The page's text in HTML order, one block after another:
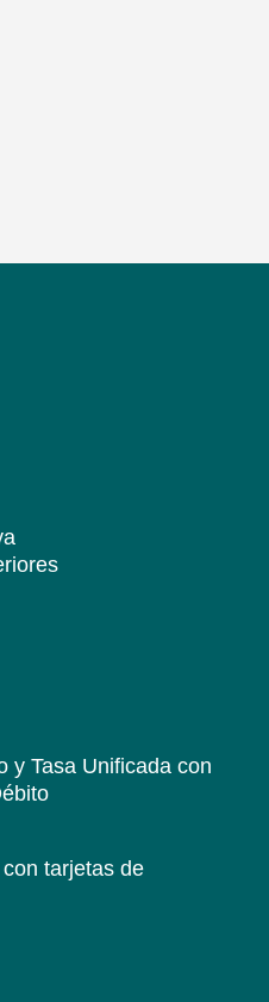
y Tasa Unificadacon
tarjetas de